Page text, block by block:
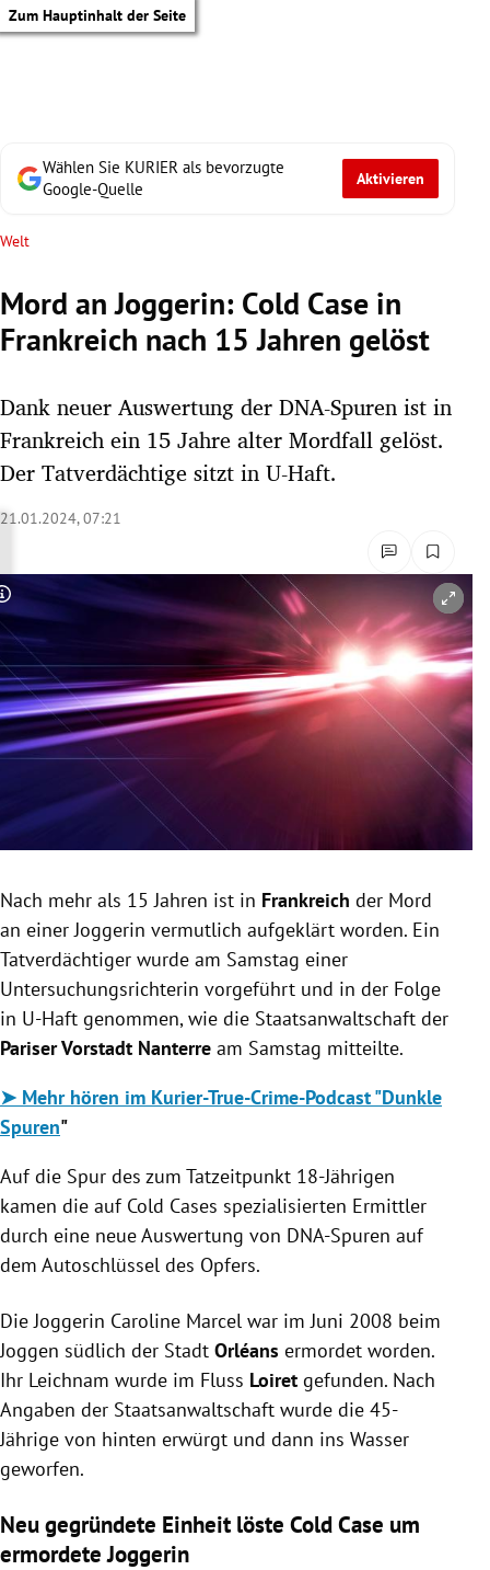
Zum Hauptinhalt der Seite
Untermenü
Untermenü
Untermenü
Untermenü
Untermenü
Untermenü
Untermenü
Untermenü
Wählen Sie KURIER als bevorzugte
Google-Quelle
Aktivieren
Welt
Mord an Joggerin: Cold Case in
Frankreich nach 15 Jahren gelöst
Dank neuer Auswertung der DNA-Spuren ist in
Frankreich ein 15 Jahre alter Mordfall gelöst.
Der Tatverdächtige sitzt in U-Haft.
21.01.2024, 07:21
Copyright-Hinweis öffnen/schließen
Nach mehr als 15 Jahren ist in Frankreich der Mord
an einer Joggerin vermutlich aufgeklärt worden. Ein
Tatverdächtiger wurde am Samstag einer
Untersuchungsrichterin vorgeführt und in der Folge
in U-Haft genommen, wie die Staatsanwaltschaft der
Pariser Vorstadt Nanterre am Samstag mitteilte.
➤ Mehr hören im Kurier-True-Crime-Podcast "Dunkle
Spuren"
Auf die Spur des zum Tatzeitpunkt 18-Jährigen
kamen die auf Cold Cases spezialisierten Ermittler
durch eine neue Auswertung von DNA-Spuren auf
dem Autoschlüssel des Opfers.
Die Joggerin Caroline Marcel war im Juni 2008 beim
Joggen südlich der Stadt Orléans ermordet worden.
Ihr Leichnam wurde im Fluss Loiret gefunden. Nach
Angaben der Staatsanwaltschaft wurde die 45-
Jährige von hinten erwürgt und dann ins Wasser
geworfen.
Neu gegründete Einheit löste Cold Case um
ermordete Joggerin